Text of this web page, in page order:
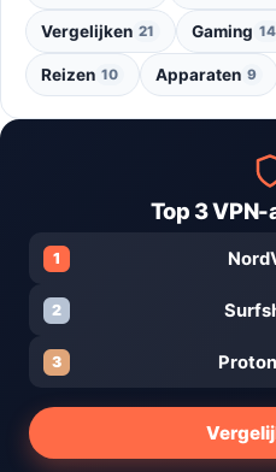
Vergelijken 21 Gaming 14
Reizen 10 Apparaten 9
Top 3
1
2
3